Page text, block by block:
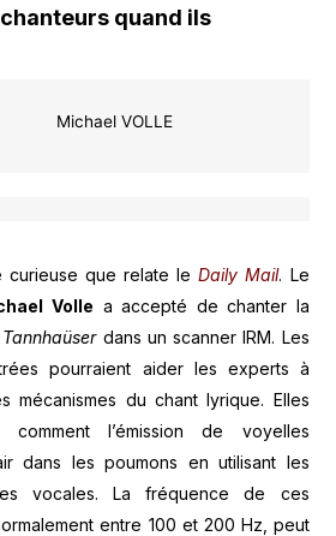
quand ils
Michael VOLLE
curieuse que relate leDaily Mail. Le
Volle a accepté de chanter la
Tannhaüser dans un scanner IRM. Les
pourraient aider les experts à
mécanismes du chant lyrique. Elles
comment l’émission de voyelles
dans les poumons en utilisant les
vocales. La fréquence de ces
entre 100 et 200 Hz, peut